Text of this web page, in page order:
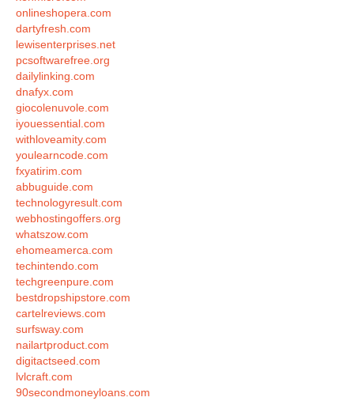
onlineshopera.com
dartyfresh.com
lewisenterprises.net
pcsoftwarefree.org
dailylinking.com
dnafyx.com
giocolenuvole.com
iyouessential.com
withloveamity.com
youlearncode.com
fxyatirim.com
abbuguide.com
technologyresult.com
webhostingoffers.org
whatszow.com
ehomeamerca.com
techintendo.com
techgreenpure.com
bestdropshipstore.com
cartelreviews.com
surfsway.com
nailartproduct.com
digitactseed.com
lvlcraft.com
90secondmoneyloans.com